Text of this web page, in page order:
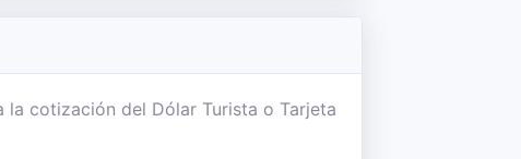
la cotización del Dólar Turista o Tarjeta